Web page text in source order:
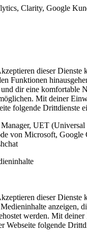
Clarity, Google
dieser Dienste
Funktionen
dir eine komfortable
Mit deiner
folgende Drittdienste
UET
von Microsoft, Google
dieser Dienste
anzeigen,
werden. Mit
Webseite folgende